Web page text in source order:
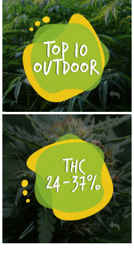
KUP TERAZ
MOCNE ODMIANY MARIHUANY THC OD 24 - 37%
KUP TERAZ